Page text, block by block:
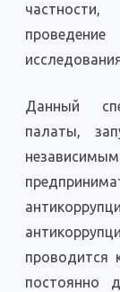
Данный
палаты,
постоянно